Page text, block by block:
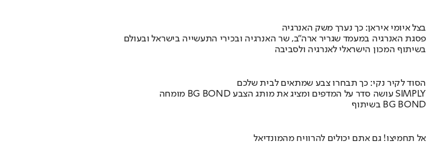
בצל איומי איראן: כך נערך משק האנרגיה
פסגת האנרגיה במעמד שגריר ארה"ב, שר האנרגיה ובכירי התעשייה בישראל ובעולם
בשיתוף המכון הישראלי לאנרגיה ולסביבה
הסוד לקיר נקי: כך תבחרו צבע שמתאים לבית שלכם
מומחה BG BOND עושה סדר על המדפים ומציג את מותג הצבע SIMPLY
בשיתוף BG BOND
אל תחמיצו! גם אתם יכולים להרוויח מהמונדיאל